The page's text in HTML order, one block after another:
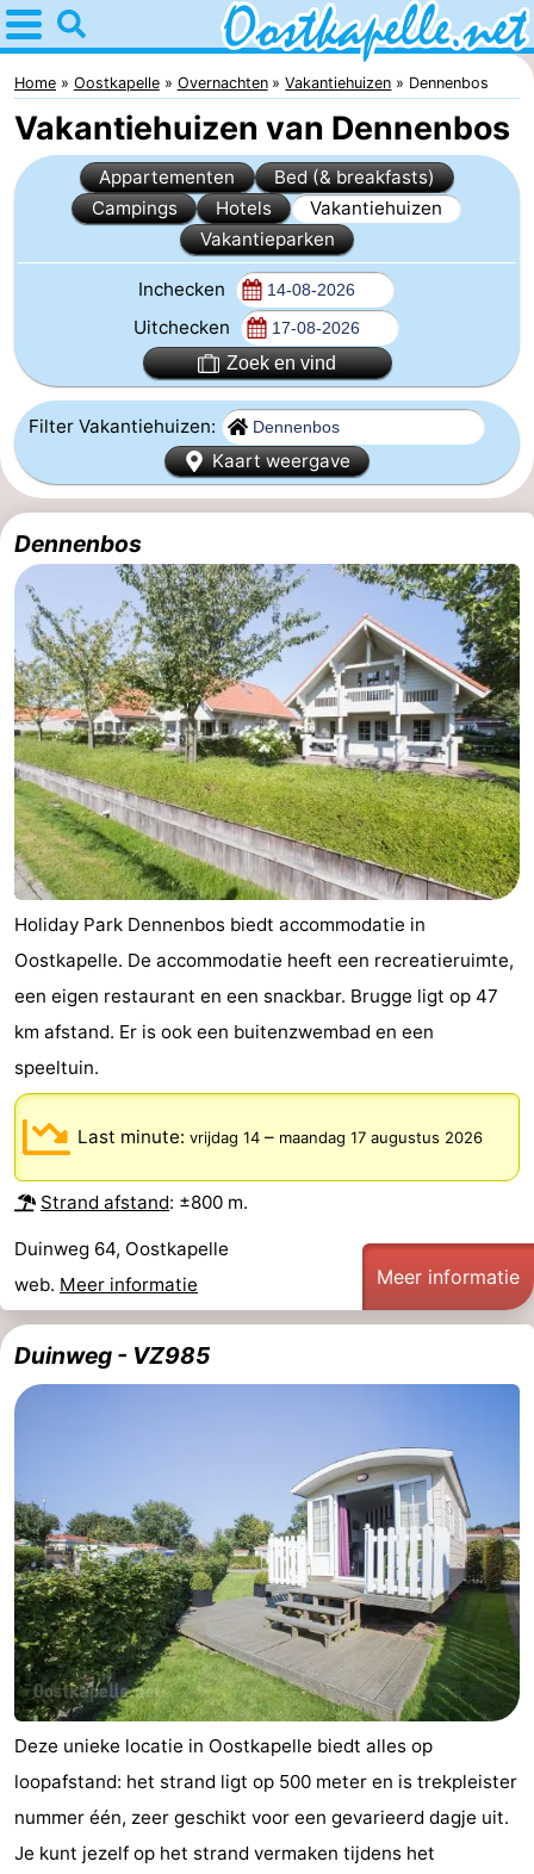
Home
Oostkapelle
Tips
Voor
Appartementen
De
Grote
Geere
Bed
(&
breakfasts)
Campings
Hotels
Vakantiehuizen
-
Bos
en
Duin
-
De
Grote
Geere
-
De
Zandput
-
Dennenbos
-
Fort
den
Haak
-
In
De
Bongerd
-
Westhove
Last
minutes
Strand
Zien
&
doen
Bezienswaardigheden
-
Musea
-
Monumenten
-
Speeltuinen
-
Binnenspeeltuinen
-
Bowlen
-
Minigolfbanen
Wellness
centra
Dorpen
&
Steden
Natuur
Rondleidingen
Home Oostkapelle Overnachten Vakantiehuizen Dennenbos
Vakantiehuizen van Dennenbos
Appartementen
Bed (& breakfasts)
Campings
Hotels
Vakantiehuizen
Vakantieparken
Inchecken
Uitchecken
Zoek en vind
Filter Vakantiehuizen:
Kaart weergave
Dennenbos
Holiday Park Dennenbos biedt accommodatie in
Oostkapelle. De accommodatie heeft een recreatieruimte,
een eigen restaurant en een snackbar. Brugge ligt op 47
km afstand. Er is ook een buitenzwembad en een
speeltuin.
Last minute: vrijdag 14 – maandag 17 augustus 2026
Strand afstand: ±800 m.
Duinweg 64, Oostkapelle
web. Meer informatie Meer informatie
Duinweg - VZ985
Deze unieke locatie in Oostkapelle biedt alles op
loopafstand: het strand ligt op 500 meter en is trekpleister
nummer één, zeer geschikt voor een gevarieerd dagje uit.
Je kunt jezelf op het strand vermaken tijdens het